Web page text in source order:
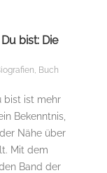
bist: Die
, Buch
bist ist mehr
Bekenntnis,
Nähe über
Mit dem
Band der